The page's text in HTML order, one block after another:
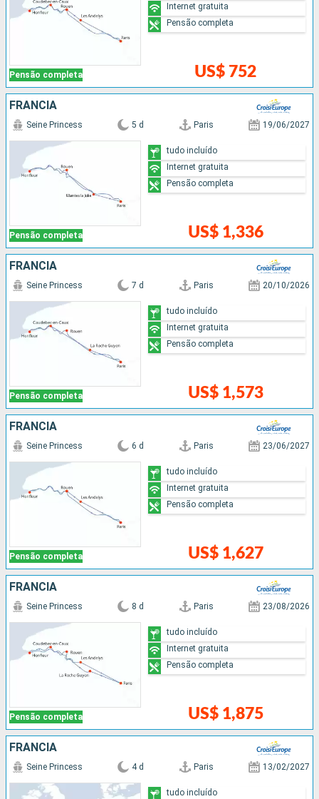
Pensão completa US$ 752
Internet gratuita
Pensão completa
FRANCIA
Pensão completa
Seine Princess 5 d Paris 19/06/2027
US$ 1,336
tudo incluído
Internet gratuita
Pensão completa
FRANCIA
Pensão completa
Seine Princess 7 d Paris 20/10/2026
US$ 1,573
tudo incluído
Internet gratuita
Pensão completa
FRANCIA
Pensão completa
Seine Princess 6 d Paris 23/06/2027
US$ 1,627
tudo incluído
Internet gratuita
Pensão completa
FRANCIA
Pensão completa
Seine Princess 8 d Paris 23/08/2026
US$ 1,875
tudo incluído
Internet gratuita
Pensão completa
FRANCIA
Seine Princess 4 d Paris 13/02/2027
tudo incluído